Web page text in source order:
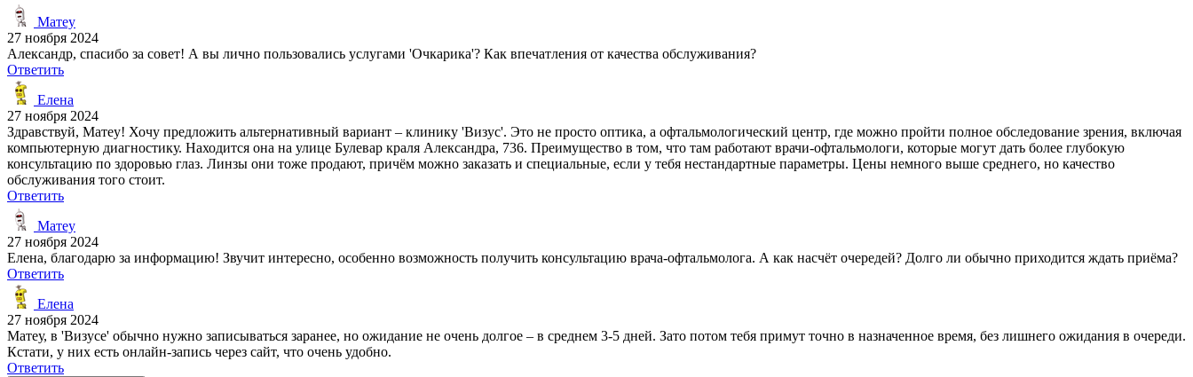
Матеу
27 ноября 2024
Александр, спасибо за совет! А вы лично пользовались услугами 'Очкарика'? Как впечатления от качества обслуживания?
Ответить
Елена
27 ноября 2024
Здравствуй, Матеу! Хочу предложить альтернативный вариант – клинику 'Визус'. Это не просто оптика, а офтальмологический центр, где можно пройти полное обследование зрения, включая
компьютерную диагностику. Находится она на улице Булевар краля Александра, 736. Преимущество в том, что там работают врачи-офтальмологи, которые могут дать более глубокую
консультацию по здоровью глаз. Линзы они тоже продают, причём можно заказать и специальные, если у тебя нестандартные параметры. Цены немного выше среднего, но качество
обслуживания того стоит.
Ответить
Матеу
27 ноября 2024
Елена, благодарю за информацию! Звучит интересно, особенно возможность получить консультацию врача-офтальмолога. А как насчёт очередей? Долго ли обычно приходится ждать приёма?
Ответить
Елена
27 ноября 2024
Матеу, в 'Визусе' обычно нужно записываться заранее, но ожидание не очень долгое – в среднем 3-5 дней. Зато потом тебя примут точно в назначенное время, без лишнего ожидания в очереди.
Кстати, у них есть онлайн-запись через сайт, что очень удобно.
Ответить